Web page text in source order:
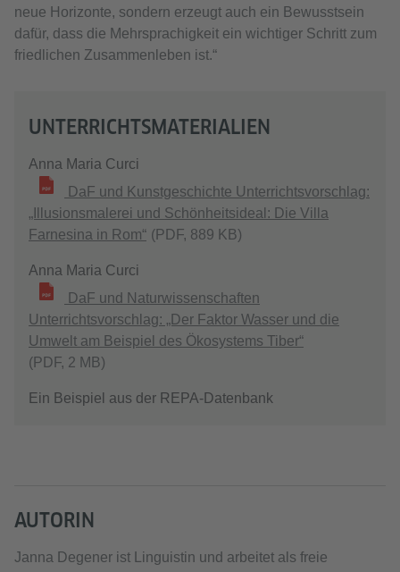
neue Horizonte, sondern erzeugt auch ein Bewusstsein
dafür, dass die Mehrsprachigkeit ein wichtiger Schritt zum
friedlichen Zusammenleben ist.“
UNTERRICHTSMATERIALIEN
Anna Maria Curci
DaF und Kunstgeschichte Unterrichtsvorschlag:
„Illusionsmalerei und Schönheitsideal: Die Villa
Farnesina in Rom“ (PDF, 889 KB)
Anna Maria Curci
DaF und Naturwissenschaften
Unterrichtsvorschlag: „Der Faktor Wasser und die
Umwelt am Beispiel des Ökosystems Tiber“
(PDF, 2 MB)
Ein Beispiel aus der REPA-Datenbank
AUTORIN
Janna Degener ist Linguistin und arbeitet als freie